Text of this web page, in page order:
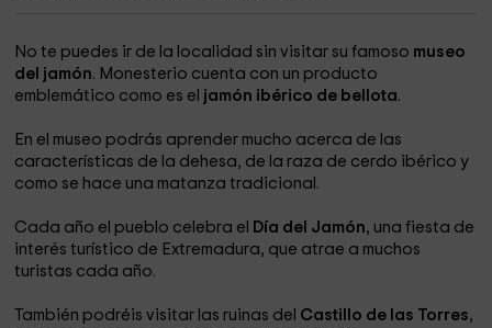
No te puedes ir de la localidad sin visitar su famoso museo
del jamón. Monesterio cuenta con un producto
emblemático como es el jamón ibérico de bellota.
En el museo podrás aprender mucho acerca de las
características de la dehesa, de la raza de cerdo ibérico y
como se hace una matanza tradicional.
Cada año el pueblo celebra el Día del Jamón, una fiesta de
interés turístico de Extremadura, que atrae a muchos
turistas cada año.
También podréis visitar las ruinas del Castillo de las Torres,